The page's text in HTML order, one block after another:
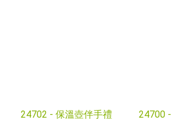
24702 - 保溫壺伴手禮 24700 -